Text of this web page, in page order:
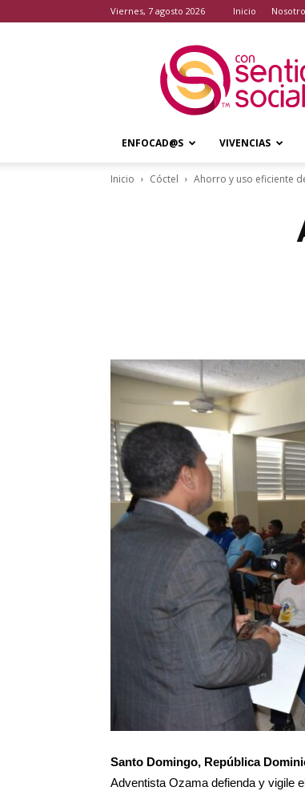
viernes, 7 agosto 2026 Inicio
Sentido
Social
ENFOCAD@S VIVENCIAS
Inicio Cóctel Ahorro y uso eficiente
Santo Domingo, República
Adventista Ozama defienda y vigile